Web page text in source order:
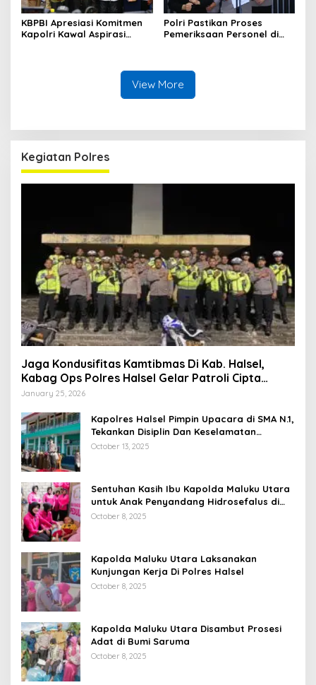
KBPBI Apresiasi Komitmen
Kapolri Kawal Aspirasi
Polri Pastikan Proses
Pemeriksaan Personel di
View More
Kegiatan Polres
Jaga Kondusifitas Kamtibmas Di Kab. Halsel,
Kabag Ops Polres Halsel Gelar Patroli Cipta
Kondisi
January 25, 2026
Kapolres Halsel Pimpin Upacara di SMA N.1,
Tekankan Disiplin Dan Keselamatan
Berkendara
October 13, 2025
Sentuhan Kasih Ibu Kapolda Maluku Utara
untuk Anak Penyandang Hidrosefalus di
Desa Babang
October 8, 2025
Kapolda Maluku Utara Laksanakan
Kunjungan Kerja Di Polres Halsel
October 8, 2025
Kapolda Maluku Utara Disambut Prosesi
Adat di Bumi Saruma
October 8, 2025